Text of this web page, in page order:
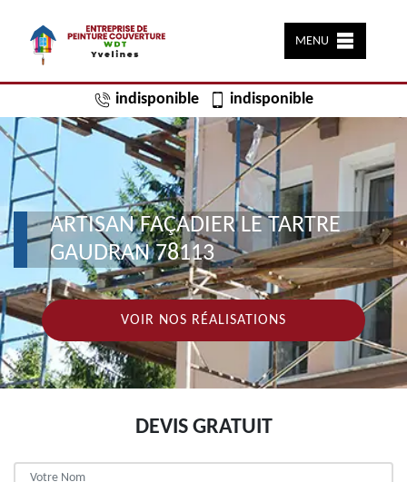
MENU
indisponible indisponible
ARTISAN FAÇADIER LE TARTRE
GAUDRAN 78113
VOIR NOS RÉALISATIONS
DEVIS GRATUIT